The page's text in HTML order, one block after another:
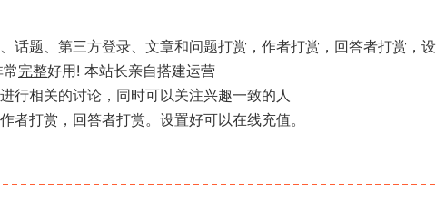
话题、第三方登录、文章和问题打赏，作者打赏，回答者打赏，设
完整好用! 本站长亲自搭建运营
行相关的讨论，同时可以关注兴趣一致的人
打赏，回答者打赏。设置好可以在线充值。